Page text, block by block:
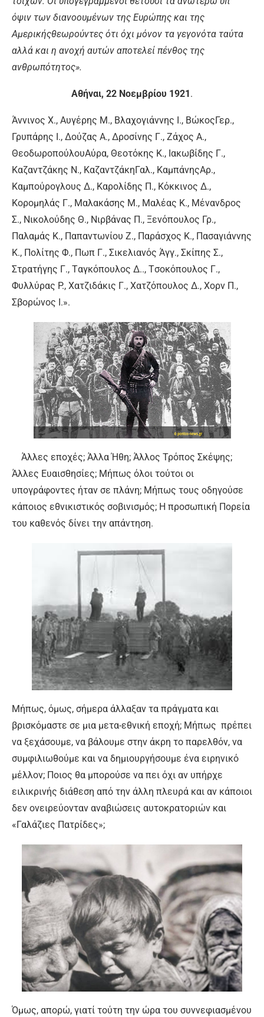
όψιν των διανοουμένων της Eυρώπης και της
Aμερικήςθεωρούντες ότι όχι μόνον τα γεγονότα ταύτα
αλλά και η ανοχή αυτών αποτελεί πένθος της
ανθρωπότητος».
Aθήναι, 22 Nοεμβρίου 1921 .
Άννινος X., Aυγέρης M., Bλαχογιάννης I., BώκοςΓερ.,
Γρυπάρης I., Δούζας A., Δροσίνης Γ., Zάχος A.,
ΘεοδωροπούλουAύρα, Θεοτόκης K., Iακωβίδης Γ.,
Kαζαντζάκης N., KαζαντζάκηΓαλ., KαμπάνηςAρ.,
Kαμπούρογλους Δ., Kαρολίδης Π., Kόκκινος Δ.,
Kορομηλάς Γ., Mαλακάσης M., Mαλέας K., Mένανδρος
Σ., Nικολούδης Θ., Nιρβάνας Π., Ξενόπουλος Γρ.,
Παλαμάς K., Παπαντωνίου Z., Παράσχος K., Πασαγιάννης
K., Πολίτης Φ., Πωπ Γ., Σικελιανός Άγγ., Σκίπης Σ.,
Στρατήγης Γ., Tαγκόπουλος Δ.., Tσοκόπουλος Γ.,
Φυλλύρας P., Xατζιδάκις Γ., Xατζόπουλος Δ., Xορν Π.,
Σβορώνος I.».
Άλλες εποχές; Άλλα Ήθη; Άλλος Τρόπος Σκέψης;
Άλλες Ευαισθησίες; Μήπως όλοι τούτοι οι
υπογράφοντες ήταν σε πλάνη; Μήπως τους οδηγούσε
κάποιος εθνικιστικός σοβινισμός; Η προσωπική Πορεία
του καθενός δίνει την απάντηση.
Μήπως, όμως, σήμερα άλλαξαν τα πράγματα και
βρισκόμαστε σε μια μετα-εθνική εποχή; Μήπως πρέπει
να ξεχάσουμε, να βάλουμε στην άκρη το παρελθόν, να
συμφιλιωθούμε και να δημιουργήσουμε ένα ειρηνικό
μέλλον; Ποιος θα μπορούσε να πει όχι αν υπήρχε
ειλικρινής διάθεση από την άλλη πλευρά και αν κάποιοι
δεν ονειρεύονταν αναβιώσεις αυτοκρατοριών και
«Γαλάζιες Πατρίδες»;
Όμως, απορώ, γιατί τούτη την ώρα του συννεφιασμένου